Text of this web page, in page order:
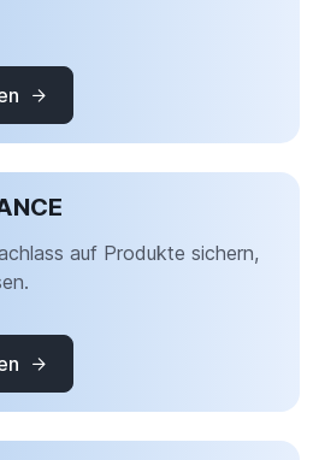
auf Produkte sichern,